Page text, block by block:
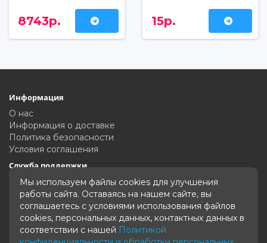
8743р. 15р.
Информация
О нас
Информация о доставке
Политика безопасности
Условия соглашения
Служба поддержки
Связаться с нами
Карта сайта
Дополнительно
Производители
Акции
Мы используем файлы cookies для улучшения
работы сайта. Оставаясь на нашем сайте, вы
соглашаетесь с условиями использования файлов
cookies, персональных данных, контактных данных в
соответствии с нашей Политикой